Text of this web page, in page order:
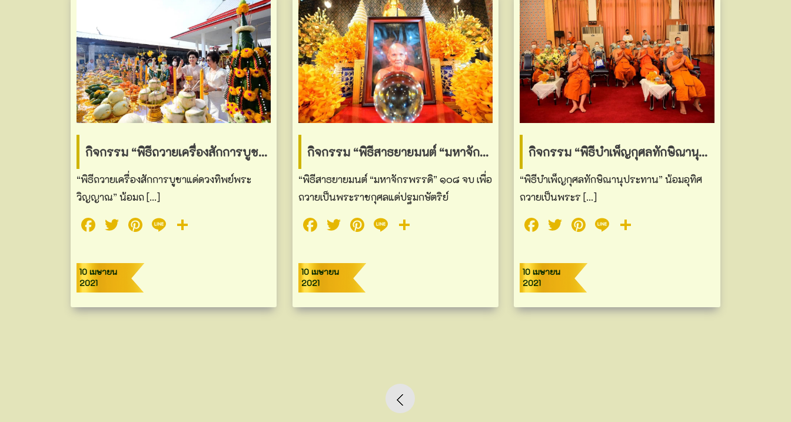
กิจกรรม “พิธีถวายเครื่องสักการบูชาแด่ดวงทิพย์พระวิญญาณ” น้อมถวายเป็นพระราชกุศลแด่ปฐมกษัตริย์ ในราชวงศ์จักรี เนื่องในวันจักรี
“พิธีถวายเครื่องสักการบูชาแด่ดวงทิพย์พระ
วิญญาณ” น้อมถ […]
Facebook
Twitter
Pinterest
Line
10 เมษายน
2021
กิจกรรม “พิธีสาธยายมนต์ “มหาจักรพรรดิ” ๑๐๘ จบ เพื่อถวายเป็นพระราชกุศลแด่ปฐมกษัตริย์ ในราชวงศ์จักรี เนื่องในวันจักรี
“พิธีสาธยายมนต์ “มหาจักรพรรดิ” ๑๐๘ จบ เพื่อ
ถวายเป็นพระราชกุศลแด่ปฐมกษัตริย์
Facebook
Twitter
Pinterest
Line
10 เมษายน
2021
กิจกรรม “พิธีบำเพ็ญกุศลทักษิณานุประทาน” น้อมอุทิศถวายเป็นพระราชกุศลแด่ปฐมกษัตริย์ ในราชวงศ์จักรี เนื่องในวันจักรี
“พิธีบำเพ็ญกุศลทักษิณานุประทาน” น้อมอุทิศ
ถวายเป็นพระร […]
Facebook
Twitter
Pinterest
Line
10 เมษายน
2021